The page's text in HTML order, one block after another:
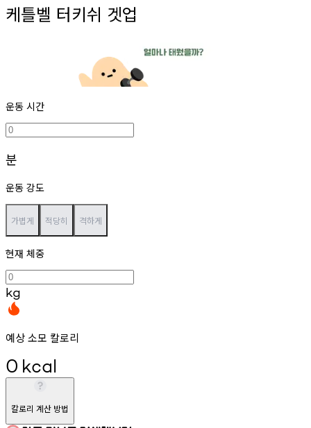
케틀벨 터키쉬 겟업
운동 시간
분
운동 강도
가볍게 적당히 격하게
현재 체중
kg
예상 소모 칼로리
0 kcal
칼로리 계산 방법